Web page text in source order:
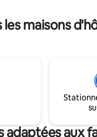
pas à utiliser la piscine
quand vous le
il suffit de demander :)
maisons
adaptées aux